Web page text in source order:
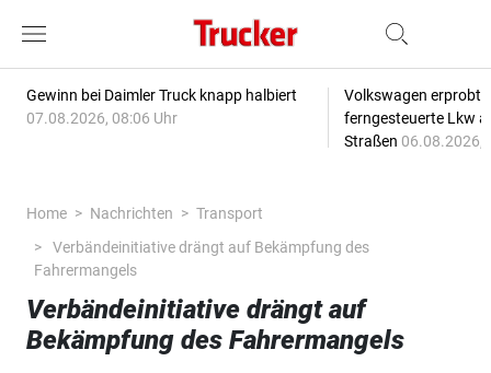
Gewinn bei Daimler Truck knapp halbiert
07.08.2026, 08:06 Uhr
Volkswagen erprobt
ferngesteuerte Lkw
Straßen 06.08.2026,
Home Nachrichten
Transport
Verbändeinitiative drängt auf Bekämpfung des
Fahrermangels
Verbändeinitiative drängt auf
Bekämpfung des Fahrermangels